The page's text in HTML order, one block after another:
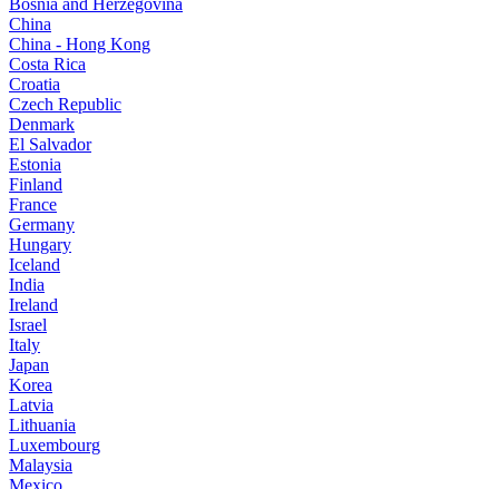
China
China - Hong Kong
Costa Rica
Croatia
Czech Republic
Denmark
El Salvador
Estonia
Finland
France
Germany
Hungary
Iceland
India
Ireland
Israel
Italy
Japan
Korea
Latvia
Lithuania
Luxembourg
Malaysia
Mexico